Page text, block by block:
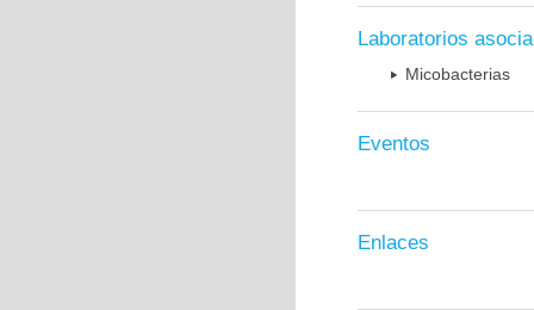
Laboratorios
Micobacterias
Eventos
Enlaces